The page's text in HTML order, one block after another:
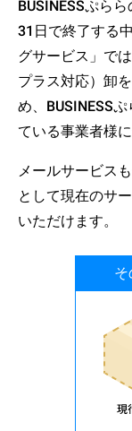
BUSINESSぷら
31日で終了する
グサービス」で
プラス対応）卸
め、BUSINESS
ている事業者様
メールサービス
として現在のサ
いただけます。